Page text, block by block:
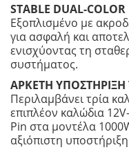
STABLE DUAL-
Εξοπλισμένο με
για ασφαλή και
ενισχύοντας τη
συστήματος.
ΑΡΚΕΤΗ ΥΠΟΣΤΗΡΙΞΗ
Περιλαμβάνει τρία
επιπλέον καλώδια
Pin στα μοντέλα
αξιόπιστη